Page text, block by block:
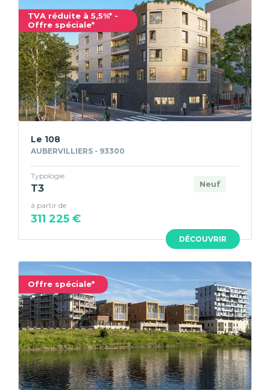
TVA réduite à 5,5%* -
Offre spéciale*
DÉCOUVRIR
Le 108
AUBERVILLIERS - 93300
Neuf
Typologie
T3
à partir de
311 225 €
Offre spéciale*